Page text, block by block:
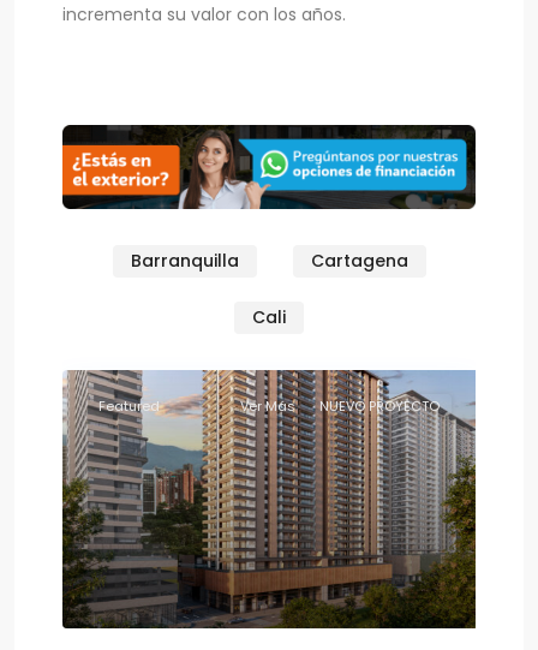
incrementa su valor con los años.
Barranquilla Cartagena
Cali
Featured Ver Más NUEVO PROYECTO